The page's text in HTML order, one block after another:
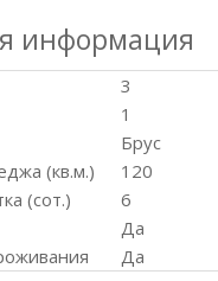
информация
3
1
Брус
(кв.м.)
120
(сот.)
6
Да
Да